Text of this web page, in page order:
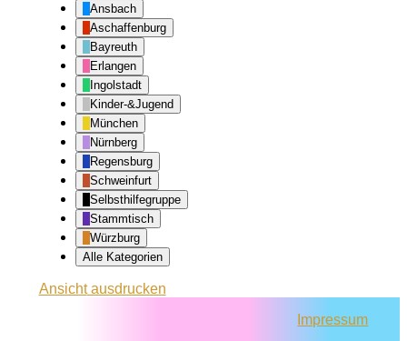
Ansbach
Aschaffenburg
Bayreuth
Erlangen
Ingolstadt
Kinder-&Jugend
München
Nürnberg
Regensburg
Schweinfurt
Selbsthilfegruppe
Stammtisch
Würzburg
Alle Kategorien
Ansichtausdrucken
Impressum